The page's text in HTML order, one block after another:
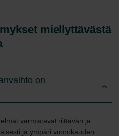
miellyttävästä
on
varmistavat riittävän ja
ja ympäri vuorokauden.